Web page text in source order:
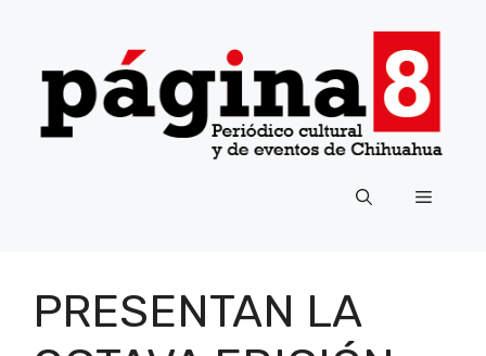
contenido
Menú
PRESENTAN LA